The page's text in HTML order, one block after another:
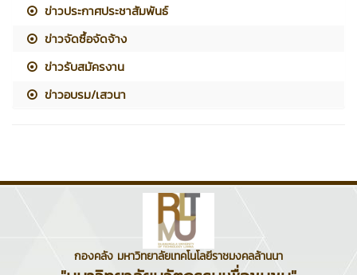
ข่าวประกาศประชาสัมพันธ์
ข่าวจัดซื้อจัดจ้าง
ข่าวรับสมัครงาน
ข่าวอบรม/เสวนา
กองคลัง มหาวิทยาลัยเทคโนโลยีราชมงคลล้านนา